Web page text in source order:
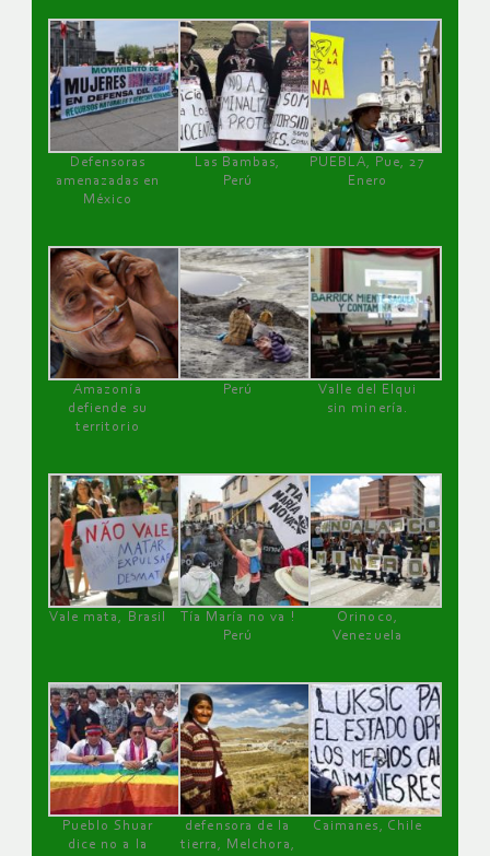
Defensoras
amenazadas en
México
Las Bambas,
Perú
PUEBLA, Pue, 27
Enero
Amazonía
defiende su
territorio
Perú
Valle del Elqui
sin minería.
Vale mata, Brasil
Tía María no va !
Perú
Orinoco,
Venezuela
Pueblo Shuar
dice no a la
defensora de la
tierra, Melchora,
Caimanes, Chile